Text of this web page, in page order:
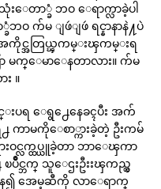
တာ္ခံ ဘဝ ေရာက္လာခဲ့ပါ
က်မ ျဖဴျဖဴ ရင္နာနာနဲ႔ပဲ
…အကိုင္အတြယ္ၾကမ္းၾကမ္းရ
မက္ေမာေနတာလား။ က်မ
။
းပရ ေရွ႕ေနေခၚပီး အက်
ကာမကိုေစာ္ကားခဲ့တဲ့ ဦးကမ်
င္လက္ထပ္ယူခဲ့တာ ဘာေၾကာ
ပိဳင္ဘက္ သူေဌးဦးးၾကည္လွ
၍ အေမ့ဆီကို လာ‌ေရာက္